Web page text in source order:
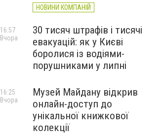
НОВИНИ КОМПАНІЙ
30 тисяч штрафів і тисячі
евакуацій: як у Києві
боролися із водіями-
порушниками у липні
16:57
Вчора
Музей Майдану відкрив
онлайн-доступ до
унікальної книжкової
колекції
16:25
Вчора